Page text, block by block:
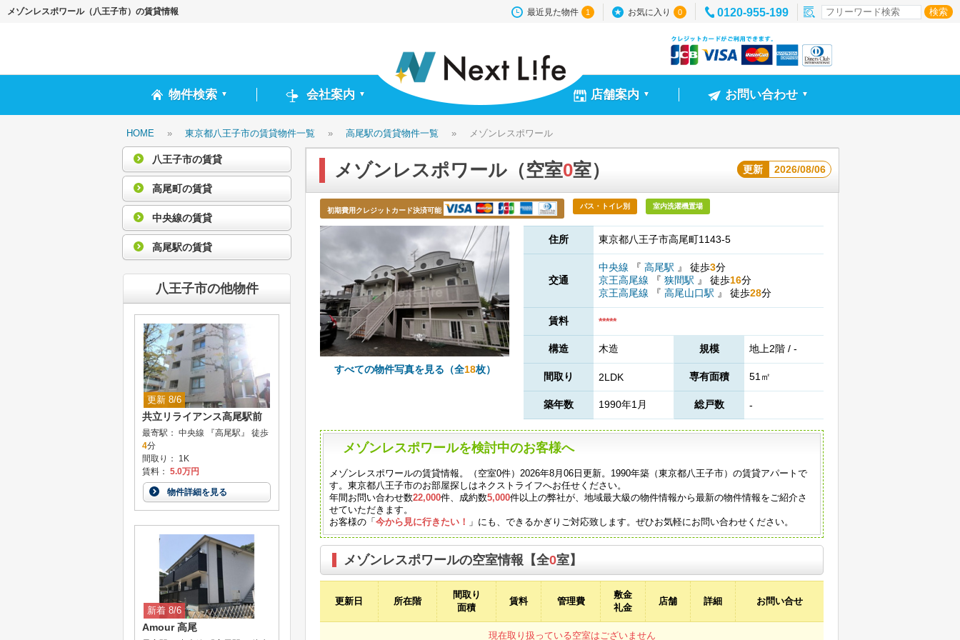
メゾンレスポワール（八王子市）の賃貸情報 最近見た物件 1 お気に入り 0 0120-955-199
物件検索 ▼ 会社案内 ▼ 店舗案内 ▼ お問い合わせ ▼
HOME » 東京都八王子市の賃貸物件一覧 » 高尾駅の賃貸物件一覧 » メゾンレスポワール
メゾンレスポワール（空室0室） 更新 2026/08/06
初期費用クレジットカード決済可能
バス・トイレ別 室内洗濯機置場
すべての物件写真を見る（全18枚）
住所 東京都八王子市高尾町1143-5
交通
中央線 『 高尾駅 』 徒歩3分
京王高尾線
『 狭間駅 』 徒歩16分
京王高尾線
『 高尾山口駅 』 徒歩28分
賃料 *****
構造 木造 規模 地上2階 / -
間取り 2LDK 専有面積 51㎡
築年数 1990年1月 総戸数 -
メゾンレスポワールを検討中のお客様へ
メゾンレスポワールの賃貸情報。（空室0件）2026年8月06日更新。1990年築（東京都八王子市）の賃貸アパートで
す。東京都八王子市のお部屋探しはネクストライフへお任せください。
年間お問い合わせ数22,000件、成約数5,000件以上の弊社が、地域最大級の物件情報から最新の物件情報をご紹介さ
せていただきます。
お客様の「今から見に行きたい！ 」にも、できるかぎりご対応致します。ぜひお気軽にお問い合わせください。
メゾンレスポワールの空室情報【全0室】
更新日 所在階
間取り
面積
賃料 管理費
敷金
礼金
店舗 詳細 お問い合せ
現在取り扱っている空室はございません
八王子市の賃貸
高尾町の賃貸
中央線の賃貸
高尾駅の賃貸
八王子市の他物件
更新 8/6
共立リライアンス高尾駅前
最寄駅： 中央線 『高尾駅』 徒歩
4分
間取り： 1K
賃料： 5.0万円
物件詳細を見る
新着 8/6
Amour 高尾